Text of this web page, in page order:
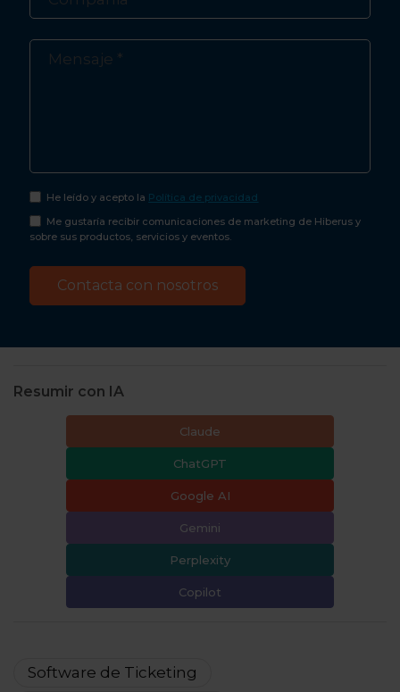
He leído y acepto la Política de privacidad
Me gustaría recibir comunicaciones de marketing de Hiberus y
sobre sus productos, servicios y eventos.
Resumir con IA
Claude
ChatGPT
Google AI
Gemini
Perplexity
Copilot
Software de Ticketing